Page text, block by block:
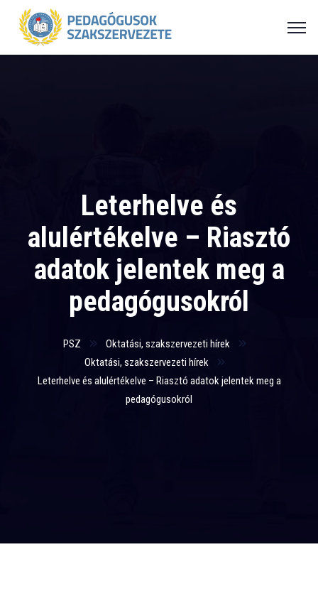
Leterhelve és
alulértékelve – Riasztó
adatok jelentek meg a
pedagógusokról
PSZ
Oktatási, szakszervezeti hírek
Oktatási, szakszervezeti hírek
Leterhelve és alulértékelve – Riasztó adatok jelentek meg a
pedagógusokról